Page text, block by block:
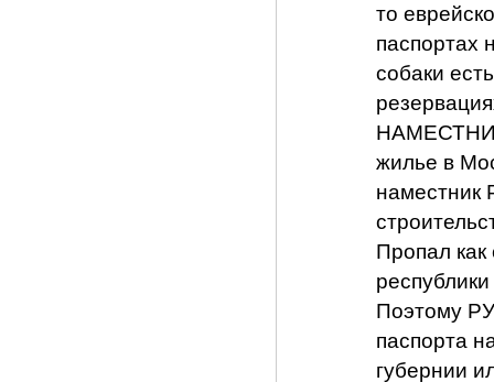
то
паспортах
собаки
жилье в
наместник
Пропал
Поэтому
паспорта
губернии